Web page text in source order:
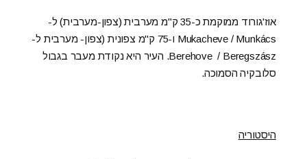
אוז'גורוד ממוקמת כ-35 ק"מ מערבית (צפון-מערבית) ל-
Mukacheve / Munkács ו-75 ק"מ צפונית (צפון- מערבית ל-
Berehove / Beregszász. העיר היא נקודת מעבר בגבול
סלובקיה הסמוכה.
היסטוריה